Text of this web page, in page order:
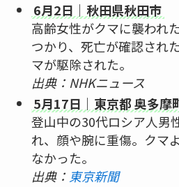
6月2日｜秋田県秋田市
高齢女性がクマに襲われ
つかり、死亡が確認され
マが駆除された。
出典：NHKニュース
5月17日｜東京都 奥多摩
登山中の30代ロシア人男
れ、顔や腕に重傷。クマ
なかった。
出典： 東京新聞